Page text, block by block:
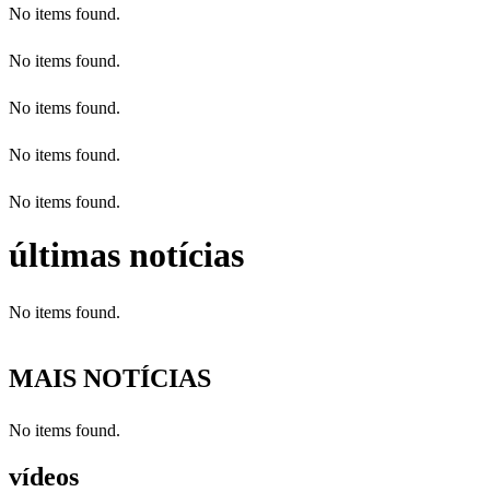
No items found.
No items found.
No items found.
No items found.
No items found.
últimas notícias
No items found.
MAIS NOTÍCIAS
No items found.
vídeos